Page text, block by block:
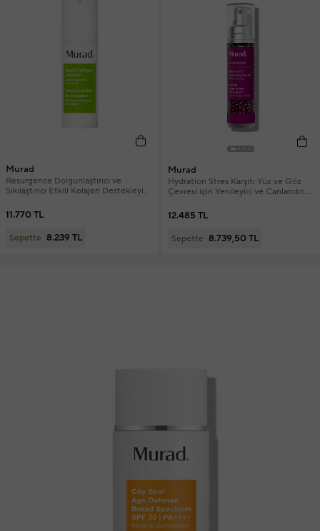
Murad
Resurgence Dolgunlaştırıcı ve
Sıkılaştırıcı Etkili Kolajen Destekleyici
11.770 TL
Sepette 8.239 TL
Murad
Hydration Stres Karşıtı Yüz ve Göz
Çevresi için Yenileyici ve Canlandırıcı
12.485 TL
Sepette 8.739,50 TL